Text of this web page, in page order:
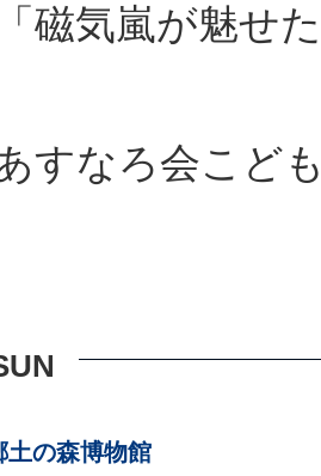
磁気嵐が魅せ
すなろ会こど
土の森博物館